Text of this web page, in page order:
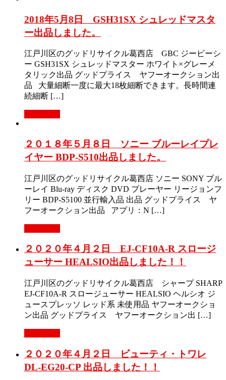
2018年5月8日 GSH31SX シュレッドマスタ
ー出品しました。
江戸川区のグッドリサイクル葛西店 GBC ジービーシ
ー GSH31SX シュレッドマスター ホワイト×グレーメ
タリック出品 グッドプライス ヤフーオークション出
品 大量細断一度に最大18枚細断できます。長時間連
続細断 […]
２０１８年５月８日 ソニー ブルーレイプレ
イヤー BDP-S510出品しました。
江戸川区のグッドリサイクル葛西店 ソニー SONY ブル
ーレイ Blu-ray ディスク DVD プレーヤー リージョンフ
リー BDP-S5100 並行輸入品 出品 グッドプライス ヤ
フーオークション出品 アプリ：N […]
２０２０年４月２日 EJ-CF10A-R スロージ
ューサー HEALSIO出品しました！！
江戸川区のグッドリサイクル葛西店 シャープ SHARP
EJ-CF10A-R スロージューサー HEALSIO ヘルシオ ジ
ュースプレッソ レッド系 未使用品 ヤフーオークショ
ン出品 グッドプライス ヤフーオークション出 […]
２０２０年４月２日 ビューティ・トワレ
DL-EG20-CP 出品しました！！